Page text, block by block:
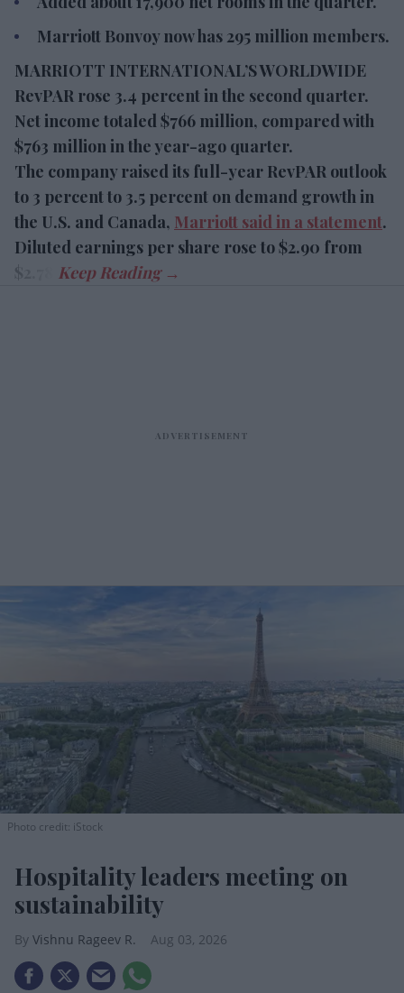
Marriott Bonvoy now has 295 million members.
MARRIOTT INTERNATIONAL’S WORLDWIDE
RevPAR rose 3.4 percent in the second quarter.
Net income totaled $766 million, compared with
$763 million in the year-ago quarter.
The company raised its full-year RevPAR outlook
to 3 percent to 3.5 percent on demand growth in
the U.S. and Canada, Marriott said in a statement.
Diluted earnings per share rose to $2.90 from
$2.78.
Photo credit: iStock
Hospitality leaders meeting on
sustainability
Vishnu Rageev R. Aug 03, 2026